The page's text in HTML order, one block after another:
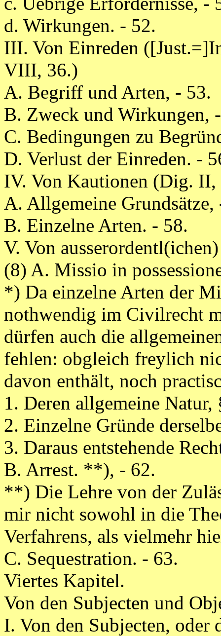
d. Wirkungen. - 52.
III. Von Einreden
VIII, 36.)
A. Begriff und Arten, - 53.
B. Zweck und Wirkungen,
C. Bedingungen zu
D. Verlust der Einreden. -
IV. Von Kautionen (Dig. II,
A. Allgemeine Grundsätze,
B. Einzelne Arten. - 58.
V. Von
(8) A. Missio in
*) Da einzelne Arten der
nothwendig im Civilrecht
dürfen auch die
fehlen: obgleich freylich
davon enthält, noch
1. Deren allgemeine Natur,
2. Einzelne Gründe
3. Daraus entstehende
B. Arrest. **), - 62.
**) Die Lehre von der
mir nicht sowohl in die
Verfahrens, als vielmehr
C. Sequestration. - 63.
Viertes Kapitel.
Von den Subjecten und
I. Von den Subjecten, oder